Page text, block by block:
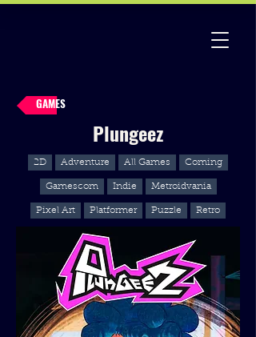
GAMES
Plungeez
2D Adventure All Games Coming
Gamescom Indie Metroidvania
Pixel Art Platformer Puzzle Retro